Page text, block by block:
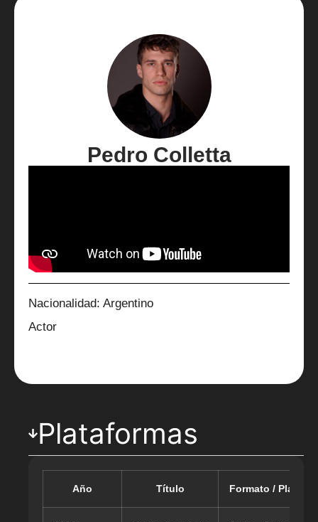
Pedro Colletta
Nacionalidad: Argentino
Actor
Plataformas
Año Título Formato /